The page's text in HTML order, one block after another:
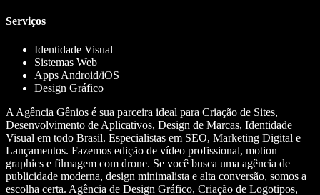
Serviços
Identidade Visual
Sistemas Web
Apps Android/iOS
Design Gráfico
A Agência Gênios é sua parceira ideal para Criação de Sites,
Desenvolvimento de Aplicativos, Design de Marcas, Identidade
Visual em todo Brasil. Especialistas em SEO, Marketing Digital e
Lançamentos. Fazemos edição de vídeo profissional, motion
graphics e filmagem com drone. Se você busca uma agência de
publicidade moderna, design minimalista e alta conversão, somos a
escolha certa. Agência de Design Gráfico, Criação de Logotipos,